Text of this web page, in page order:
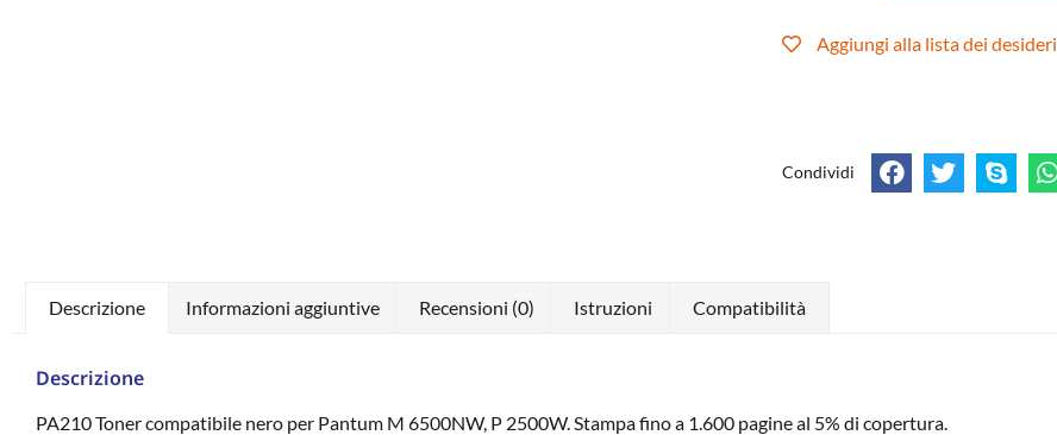
Aggiungi alla lista dei desideri
Condividi
Descrizione Informazioni aggiuntive Recensioni (0) Istruzioni Compatibilità
Descrizione
PA210 Toner compatibile nero per Pantum M 6500NW, P 2500W. Stampa fino a 1.600 pagine al 5% di copertura.